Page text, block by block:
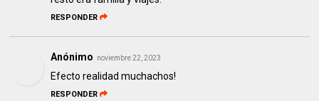
RESPONDER
Anónimo noviembre 22, 2023
Efecto realidad muchachos!
RESPONDER